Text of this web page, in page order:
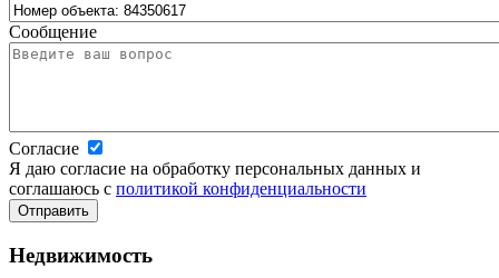
Сообщение
Согласие
Я даю согласие на обработку персональных данных и
соглашаюсь с политикой конфиденциальности
Недвижимость